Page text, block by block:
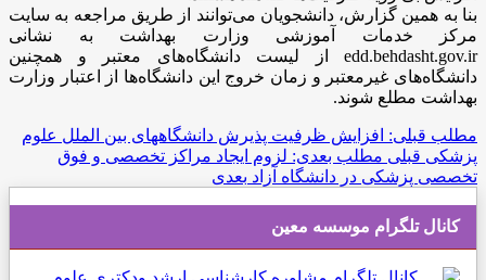
بنا به همین گزارش، دانشجویان می‌توانند از طریق مراجعه به سایت
مرکز خدمات آموزشی وزارت بهداشت به نشانی
edd.behdasht.gov.ir از لیست دانشگاه‌های معتبر و همچنین
دانشگاه‌های غیرمعتبر و زمان خروج این دانشگاه‌ها از اعتبار وزارت
بهداشت مطلع شوند.
مطلب قبلی: افزایش ظرفیت پذیرش دانشگاههای بین الملل علوم
پزشکی قبلی مطلب بعدی: لزوم ایجاد مراکز تخصصی و فوق
تخصصی پزشکی در دانشگاه آزاد بعدی
کانال تلگرام موسسه معین